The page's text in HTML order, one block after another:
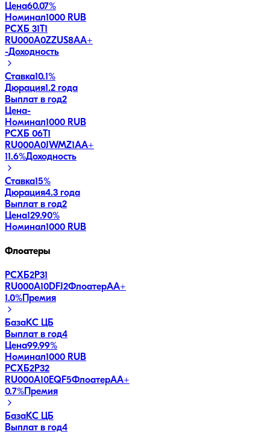
Цена60.07%
Номинал1000 RUB
РСХБ 31Т1
RU000A0ZZUS8AA+
-Доходность
Ставка10.1%
Дюрация1.2 года
Выплат в год2
Цена-
Номинал1000 RUB
РСХБ 06Т1
RU000A0JWMZ1AA+
11.6%Доходность
Ставка15%
Дюрация4.3 года
Выплат в год2
Цена129.90%
Номинал1000 RUB
Флоатеры
РСХБ2Р31
RU000A10DFJ2ФлоатерAA+
1.0%Премия
БазаКС ЦБ
Выплат в год4
Цена99.99%
Номинал1000 RUB
РСХБ2Р32
RU000A10EQF5ФлоатерAA+
0.7%Премия
БазаКС ЦБ
Выплат в год4